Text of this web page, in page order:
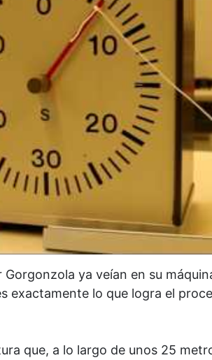
Gorgonzola ya veían en su
exactamente lo que logra el
que, a lo largo de unos 25